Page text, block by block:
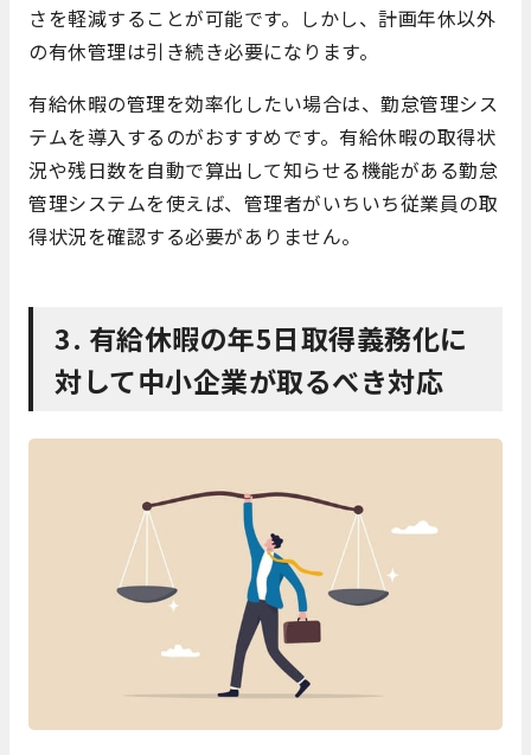
さを軽減することが可能です。しかし、計画年休以外
の有休管理は引き続き必要になります。
有給休暇の管理を効率化したい場合は、勤怠管理シス
テムを導入するのがおすすめです。有給休暇の取得状
況や残日数を自動で算出して知らせる機能がある勤怠
管理システムを使えば、管理者がいちいち従業員の取
得状況を確認する必要がありません。
3. 有給休暇の年5日取得義務化に
対して中小企業が取るべき対応